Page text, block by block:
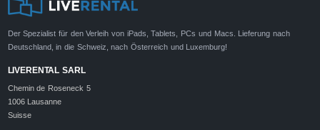
Der Spezialist für den Verleih von iPads, Tablets, PCs und Macs. Lieferung nach
Deutschland, in die Schweiz, nach Österreich und Luxemburg!
LIVERENTAL SARL
Chemin de Roseneck 5
1006 Lausanne
Suisse